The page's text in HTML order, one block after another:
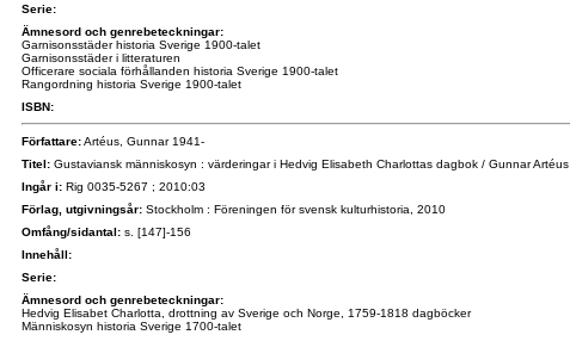
Serie:
Ämnesord och genrebeteckningar:
Garnisonsstäder historia Sverige 1900-talet
Garnisonsstäder i litteraturen
Officerare sociala förhållanden historia Sverige 1900-talet
Rangordning historia Sverige 1900-talet
ISBN:
Författare:Artéus, Gunnar 1941-
Titel: Gustaviansk människosyn : värderingar i Hedvig Elisabeth Charlottas dagbok / Gunnar Artéus
Ingår i: Rig 0035-5267 ; 2010:03
Förlag, utgivningsår: Stockholm : Föreningen för svensk kulturhistoria, 2010
Omfång/sidantal: s. [147]-156
Innehåll:
Serie:
Ämnesord och genrebeteckningar:
Hedvig Elisabet Charlotta, drottning av Sverige och Norge, 1759-1818 dagböcker
Människosyn historia Sverige 1700-talet